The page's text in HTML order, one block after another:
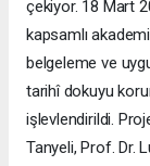
çekiyor. 18 Mart
kapsamlı
belgeleme ve
tarihî dokuyu
işlevlendirildi.
Tanyeli, Prof. Dr.